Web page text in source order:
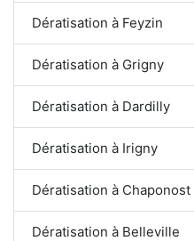
Dératisation à Feyzin
Dératisation à Grigny
Dératisation à Dardilly
Dératisation à Irigny
Dératisation à Chaponost
Dératisation à Belleville